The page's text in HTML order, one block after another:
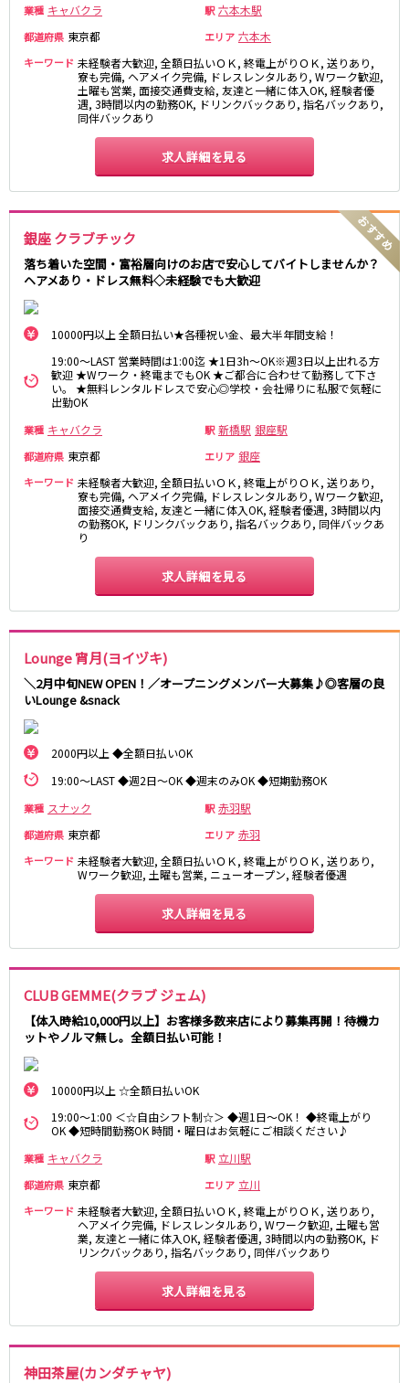
業種 キャバクラ 駅 六本木駅
都道府県 東京都 エリア 六本木
キーワード 未経験者大歓迎, 全額日払いＯＫ, 終電上がりＯＫ, 送りあり,
寮も完備, ヘアメイク完備, ドレスレンタルあり, Wワーク歓迎,
土曜も営業, 面接交通費支給, 友達と一緒に体入OK, 経験者優
遇, 3時間以内の勤務OK, ドリンクバックあり, 指名バックあり,
同伴バックあり
求人詳細を見る
銀座 クラブチック
落ち着いた空間・富裕層向けのお店で安心してバイトしませんか？
ヘアメあり・ドレス無料◇未経験でも大歓迎
10000円以上 全額日払い★各種祝い金、最大半年間支給！
19:00～LAST 営業時間は1:00迄 ★1日3h～OK※週3日以上出れる方
歓迎 ★Wワーク・終電までもOK ★ご都合に合わせて勤務して下さ
い。 ★無料レンタルドレスで安心◎学校・会社帰りに私服で気軽に
出勤OK
業種 キャバクラ 駅 新橋駅 銀座駅
都道府県 東京都 エリア 銀座
キーワード 未経験者大歓迎, 全額日払いＯＫ, 終電上がりＯＫ, 送りあり,
寮も完備, ヘアメイク完備, ドレスレンタルあり, Wワーク歓迎,
面接交通費支給, 友達と一緒に体入OK, 経験者優遇, 3時間以内
の勤務OK, ドリンクバックあり, 指名バックあり, 同伴バックあ
り
求人詳細を見る
Lounge 宵月(ヨイヅキ)
＼2月中旬NEW OPEN！／オープニングメンバー大募集♪◎客層の良
いLounge &snack
2000円以上 ◆全額日払いOK
19:00～LAST ◆週2日～OK ◆週末のみOK ◆短期勤務OK
業種 スナック 駅 赤羽駅
都道府県 東京都 エリア 赤羽
キーワード 未経験者大歓迎, 全額日払いＯＫ, 終電上がりＯＫ, 送りあり,
Wワーク歓迎, 土曜も営業, ニューオープン, 経験者優遇
求人詳細を見る
CLUB GEMME(クラブ ジェム)
【体入時給10,000円以上】お客様多数来店により募集再開！待機カ
ットやノルマ無し。全額日払い可能！
10000円以上 ☆全額日払いOK
19:00～1:00 ＜☆自由シフト制☆＞ ◆週1日～OK！ ◆終電上がり
OK ◆短時間勤務OK 時間・曜日はお気軽にご相談ください♪
業種 キャバクラ 駅 立川駅
都道府県 東京都 エリア 立川
キーワード 未経験者大歓迎, 全額日払いＯＫ, 終電上がりＯＫ, 送りあり,
ヘアメイク完備, ドレスレンタルあり, Wワーク歓迎, 土曜も営
業, 友達と一緒に体入OK, 経験者優遇, 3時間以内の勤務OK, ド
リンクバックあり, 指名バックあり, 同伴バックあり
求人詳細を見る
神田茶屋(カンダチャヤ)
埼玉県
大宮
志木
南越谷
草加
所沢
久喜
南浦和
蕨
上尾
坂戸・東松山
千葉県
柏
市川・浦安
市原・木更津・君津
松戸
成田・四街道・香取
津田沼
八千代台・勝田台
栃木県
宇都宮 小山
茨城県
取手
茨城県南
日立
神栖・鹿嶋
勝田
北茨城
群馬県
館林
太田
桐生
渋川
0 選択した内容で設定
国立駅
豊田駅
西国分寺駅
高尾駅
四ツ谷駅
JR山手線
池袋駅
上野駅
新宿駅
秋葉原駅
神田駅
五反田駅
渋谷駅
御徒町駅
品川駅
日暮里駅
高田馬場駅
巣鴨駅
目黒駅
有楽町駅
目白駅
原宿駅
東京メトロ丸ノ内線
銀座駅
新宿駅
赤坂見附駅
荻窪駅
新宿三丁目駅
新高円寺駅
淡路町駅
四谷三丁目駅
JR京浜東北線
新橋駅
上野駅
大宮駅
川崎駅
秋葉原駅
神田駅
桜木町駅
御徒町駅
蕨駅
南浦和駅
品川駅
北浦和駅
西川口駅
大井町駅
東十条駅
王子駅
都営浅草線
新橋駅
五反田駅
新橋駅
銀座駅
上野駅
上野広小路駅
神田駅
渋谷駅
赤坂見附駅
浅草駅
田原町駅
末広町駅
表参道駅
外苑前駅
西武新宿駅
本川越駅
所沢駅
東村山駅
久米川駅